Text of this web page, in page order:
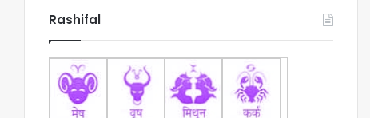
Rashifal